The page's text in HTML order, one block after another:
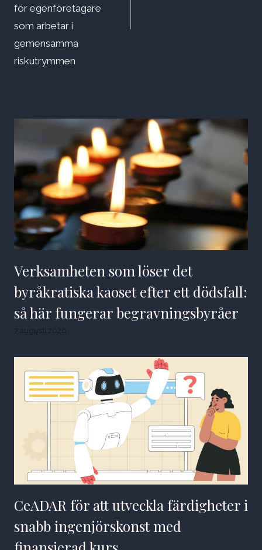
för egenföretagare
som arbetar i
gemensamma
riskutrymmen
Verksamheten som löser det
byråkratiska kaoset efter ett dödsfall:
så här fungerar begravningsbyråer
7 augusti 2026
CeADAR för att utveckla färdigheter i
snabb ingenjörskonst med